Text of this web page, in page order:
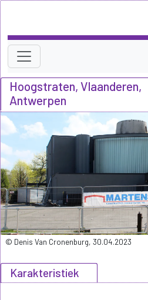
Hoogstraten, Vlaanderen,
Antwerpen
Karakteristiek
© Denis Van Cronenburg, 30.04.2023